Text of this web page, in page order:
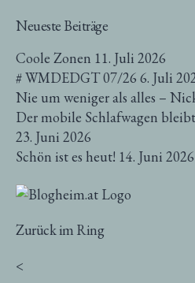
Neueste Beiträge
Coole Zonen 11. Juli 2026
# WMDEDGT 07/26 6. Juli
Nie um weniger als alles –
Der mobile Schlafwagen
23. Juni 2026
Schön ist es heut! 14. Juni 2026
Zurück im Ring
<